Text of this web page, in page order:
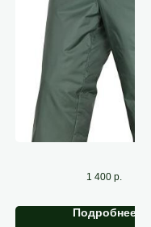
1 400 р.
Подробнее